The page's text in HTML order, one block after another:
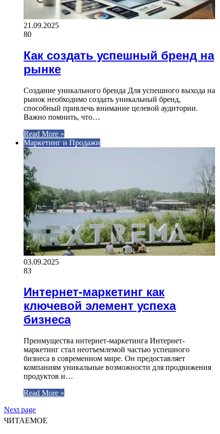
21.09.2025
80
Как создать успешный бренд на
рынке
Создание уникального бренда Для успешного выхода на
рынок необходимо создать уникальный бренд,
способный привлечь внимание целевой аудитории.
Важно помнить, что…
Read More »
Маркетинг и Продажи
03.09.2025
83
Интернет-маркетинг как
ключевой элемент успеха
бизнеса
Преимущества интернет-маркетинга Интернет-
маркетинг стал неотъемлемой частью успешного
бизнеса в современном мире. Он предоставляет
компаниям уникальные возможности для продвижения
продуктов и…
Read More »
Next page
ЧИТАЕМОЕ